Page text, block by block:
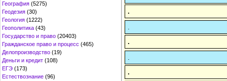
География (5275)
Геодезия (30)
Геология (1222)
Геополитика (43)
Государство и право (20403)
Гражданское право и процесс (465)
Делопроизводство (19)
Деньги и кредит (108)
ЕГЭ (173)
Естествознание (96)
.
.
.